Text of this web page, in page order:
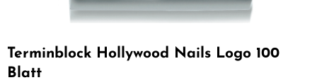
Terminblock Hollywood Nails Logo 100
Blatt